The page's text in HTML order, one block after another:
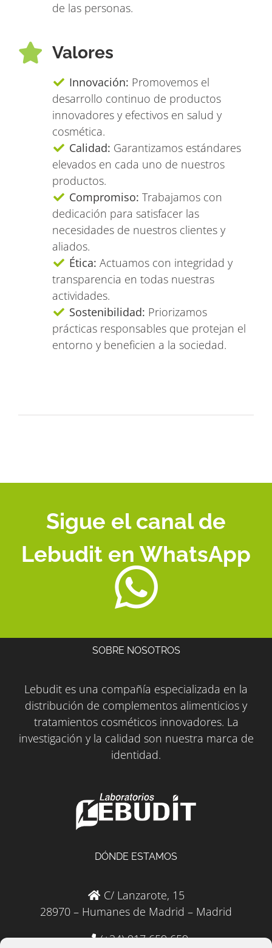
de las personas.
Valores
Innovación: Promovemos el
desarrollo continuo de productos
innovadores y efectivos en salud y
cosmética.
Calidad: Garantizamos estándares
elevados en cada uno de nuestros
productos.
Compromiso: Trabajamos con
dedicación para satisfacer las
necesidades de nuestros clientes y
aliados.
Ética: Actuamos con integridad y
transparencia en todas nuestras
actividades.
Sostenibilidad: Priorizamos
prácticas responsables que protejan el
entorno y beneficien a la sociedad.
Sigue el canal de
Lebudit en WhatsApp
SOBRE NOSOTROS
Lebudit es una compañía especializada en la
distribución de complementos alimenticios y
tratamientos cosméticos innovadores. La
investigación y la calidad son nuestra marca de
identidad.
DÓNDE ESTAMOS
C/ Lanzarote, 15
28970 – Humanes de Madrid – Madrid
(+34) 917 659 659